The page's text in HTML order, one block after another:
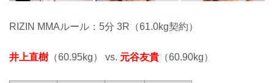
RIZIN MMAルール：5分 3R（61.0kg契約）
井上直樹 （60.95kg） vs. 元谷友貴 （60.90kg）